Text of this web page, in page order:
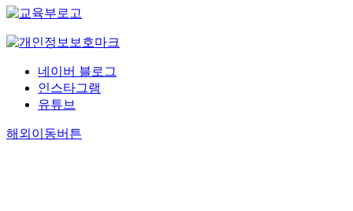
네이버 블로그
인스타그램
유튜브
해외이동버튼